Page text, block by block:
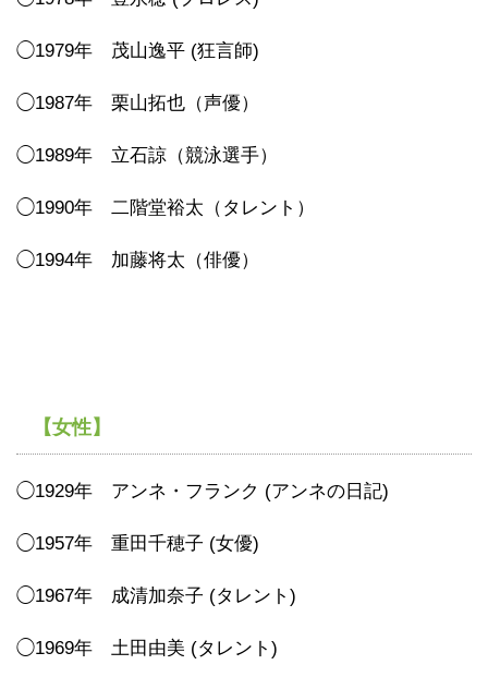
◯1979年 茂山逸平 (狂言師)
◯1987年 栗山拓也（声優）
◯1989年 立石諒（競泳選手）
◯1990年 二階堂裕太（タレント）
◯1994年 加藤将太（俳優）
【女性】
◯1929年 アンネ・フランク (アンネの日記)
◯1957年 重田千穂子 (女優)
◯1967年 成清加奈子 (タレント)
◯1969年 土田由美 (タレント)